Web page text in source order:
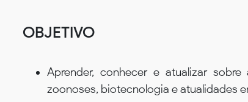
OBJETIVO
Aprender, conhecer e atualizar
zoonoses, biotecnologia e atualidades